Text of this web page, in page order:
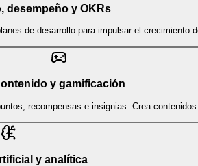
desempeño y OKRs
de desarrollo para impulsar el crecimiento
y gamificación
recompensas e insignias. Crea
y analítica